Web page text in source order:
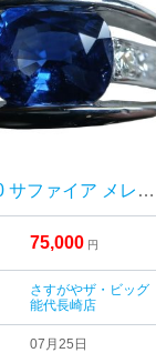
Pt9000 サファイア メレダイヤ付きリング 買取り
75,000 円
さすがやザ・ビッグ
能代長崎店
07月25日